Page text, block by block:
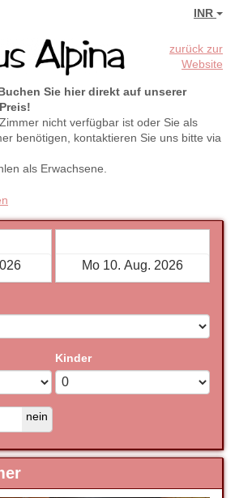
INR
zurück zur
Website
Sie hier direkt auf unserer
nicht verfügbar ist oder Sie als
benötigen, kontaktieren Sie uns bitte via
als Erwachsene.
Kinder
nein